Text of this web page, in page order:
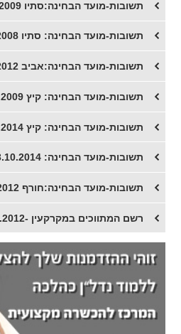
תשובות-מועד הבחינה:סתיו 21.10.2009
תשובות-מועד הבחינה: סתיו 28.10.2008
תשובות-מועד הבחינה:אביב 30.04.2012
תשובות-מועד הבחינה: קיץ 21.07.2009
תשובות-מועד הבחינה: קיץ 27.07.2014
תשובות-מועד הבחינה: 23.10.2014
תשובות-מועד הבחינה:חורף 22.01.2012
רשם המתווכים במקרקעין -30.4.2012 שאלון מספר 0001